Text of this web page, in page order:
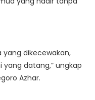
yang dikecewakan,
datang,” ungkap
Azhar.